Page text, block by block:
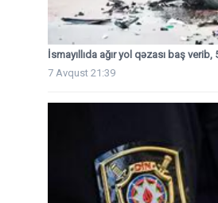
İsmayıllıda ağır yol qəzası baş verib,
7 Avqust 21:39